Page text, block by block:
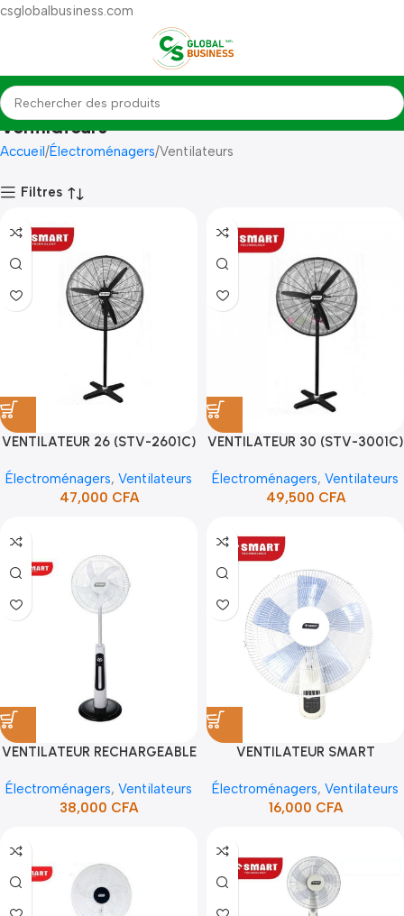
csglobalbusiness.com
Ventilateurs
Accueil Électroménagers Ventilateurs
Filtres
VENTILATEUR 26 (STV-2601C)
Électroménagers, Ventilateurs
47,000 CFA
VENTILATEUR 30 (STV-3001C)
Électroménagers, Ventilateurs
49,500 CFA
VENTILATEUR RECHARGEABLE
& VEILLEUSE
Électroménagers, Ventilateurs
38,000 CFA
VENTILATEUR SMART
1654WRCC) (1PC/CRT)
Électroménagers, Ventilateurs
16,000 CFA